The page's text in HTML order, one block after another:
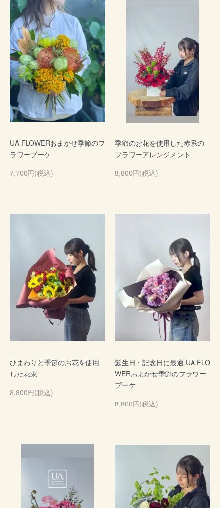
UA FLOWERおまかせ季節のフ
ラワーブーケ
7,700円(税込)
季節のお花を使用した赤系の
フラワーアレンジメント
8,800円(税込)
ひまわりと季節のお花を使用
した花束
8,800円(税込)
誕生日・記念日に最適 UA FLO
WERおまかせ季節のフラワー
ブーケ
8,800円(税込)